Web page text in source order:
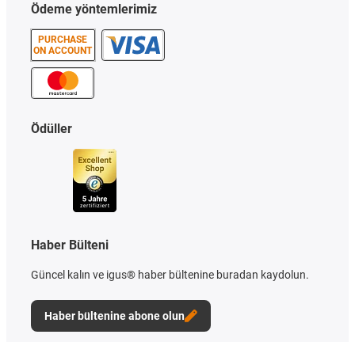
Ödeme yöntemlerimiz
PURCHASE
ON ACCOUNT
Ödüller
Haber Bülteni
Güncel kalın ve igus® haber bültenine buradan kaydolun.
Haber bültenine abone olun